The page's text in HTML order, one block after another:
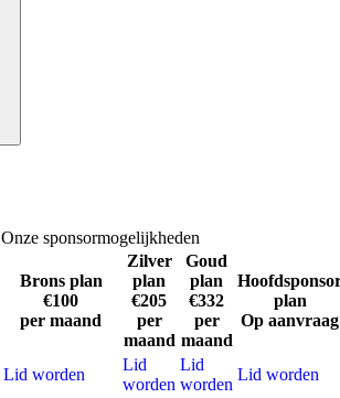
Onze sponsormogelijkheden
Brons plan
€100
per maand
Zilver
plan
€205
per
maand
Goud
plan
€332
per
maand
plan
Op aanvraag
Lid worden
Lid
worden
Lid
worden
Lid worden